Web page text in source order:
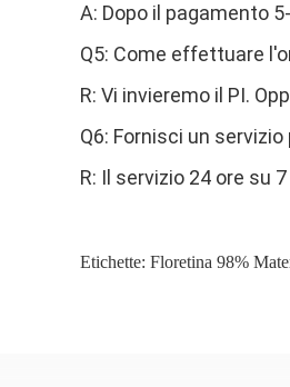
A: Dopo il pagamento
Q5: Come effettuare
R: Vi invieremo il PI.
Q6: Fornisci un
R: Il servizio 24 ore su
Etichette: Floretina 98%